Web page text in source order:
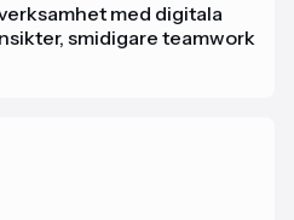
med digitala
smidigare teamwork